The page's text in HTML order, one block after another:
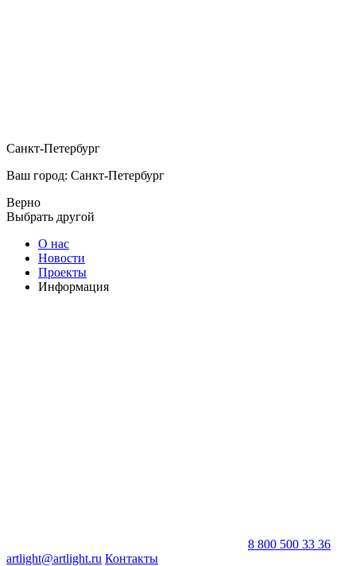
Санкт-Петербург
Ваш город: Санкт-Петербург
Верно
Выбрать другой
О нас
Новости
Проекты
Информация
8 800 500 33 36
artlight@artlight.ru Контакты